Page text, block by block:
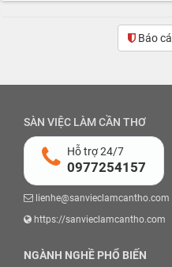
Báo
SÀN VIỆC LÀM CẦN THƠ
Hỗ trợ 24/7
0977254157
lienhe@sanvieclamcantho.com
https://sanvieclamcantho.com
NGÀNH NGHỀ PHỔ BIẾN